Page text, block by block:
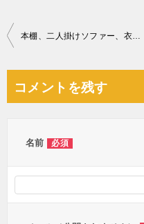
投
ビ
本棚、二人掛けソファー、衣装ケース、テレビ台等の回収・処分ご依頼
コメントを残す
名前 必須